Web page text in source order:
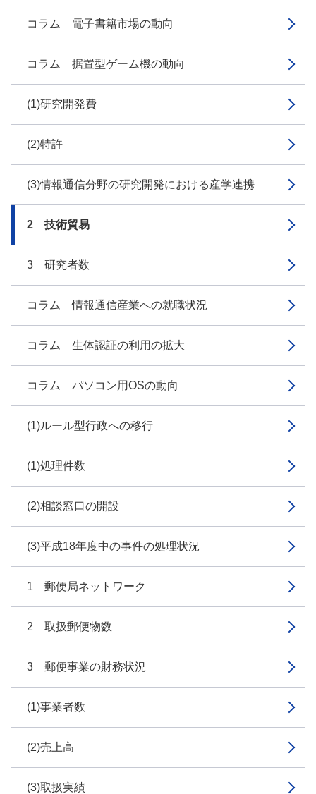
コラム 電子書籍市場の動向
コラム 据置型ゲーム機の動向
(1)研究開発費
(2)特許
(3)情報通信分野の研究開発における産学連携
2 技術貿易
3 研究者数
コラム 情報通信産業への就職状況
コラム 生体認証の利用の拡大
コラム パソコン用OSの動向
(1)ルール型行政への移行
(1)処理件数
(2)相談窓口の開設
(3)平成18年度中の事件の処理状況
1 郵便局ネットワーク
2 取扱郵便物数
3 郵便事業の財務状況
(1)事業者数
(2)売上高
(3)取扱実績